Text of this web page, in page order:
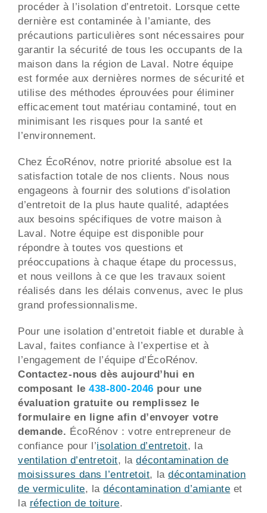
procéder à l’isolation d’entretoit. Lorsque cette
dernière est contaminée à l’amiante, des
précautions particulières sont nécessaires pour
garantir la sécurité de tous les occupants de la
maison dans la région de Laval. Notre équipe
est formée aux dernières normes de sécurité et
utilise des méthodes éprouvées pour éliminer
efficacement tout matériau contaminé, tout en
minimisant les risques pour la santé et
l’environnement.
Chez ÉcoRénov, notre priorité absolue est la
satisfaction totale de nos clients. Nous nous
engageons à fournir des solutions d’isolation
d’entretoit de la plus haute qualité, adaptées
aux besoins spécifiques de votre maison à
Laval. Notre équipe est disponible pour
répondre à toutes vos questions et
préoccupations à chaque étape du processus,
et nous veillons à ce que les travaux soient
réalisés dans les délais convenus, avec le plus
grand professionnalisme.
Pour une isolation d’entretoit fiable et durable à
Laval, faites confiance à l’expertise et à
l’engagement de l’équipe d’ÉcoRénov.
Contactez-nous dès aujourd’hui en
composant le438-800-2046 pour une
évaluation gratuite ou remplissez le
formulaire en ligne afin d’envoyer votre
demande.
ÉcoRénov : votre entrepreneur de
confiance pour l’isolation d’entretoit , la
ventilation d’entretoit , ladécontamination de
moisissures dans l’entretoit , ladécontamination
de vermiculite , ladécontamination d’amiante et
la réfection de toiture